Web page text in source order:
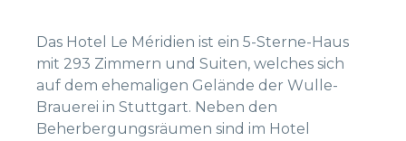
Das Hotel Le Méridien ist ein 5-Sterne-Haus
mit 293 Zimmern und Suiten, welches sich
auf dem ehemaligen Gelände der Wulle-
Brauerei in Stuttgart. Neben den
Beherbergungsräumen sind im Hotel